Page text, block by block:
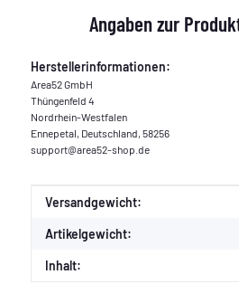
Angaben zur
Herstellerinformationen:
Area52 GmbH
Thüngenfeld 4
Nordrhein-Westfalen
Ennepetal, Deutschland, 58256
support@area52-shop.de
Produkteigenschaft
Wert
Versandgewicht:
Artikelgewicht:
Inhalt: